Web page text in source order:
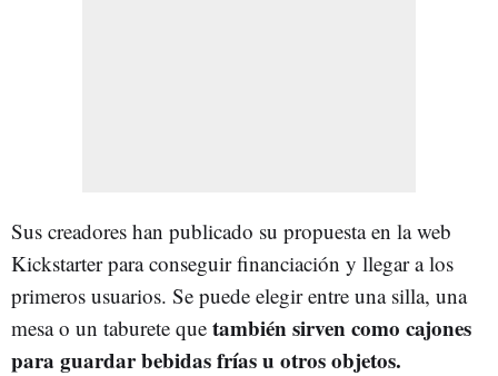
Sus creadores han publicado su propuesta en la web
Kickstarter para conseguir financiación y llegar a los
primeros usuarios. Se puede elegir entre una silla, una
mesa o un taburete que también sirven como cajones
para guardar bebidas frías u otros objetos.